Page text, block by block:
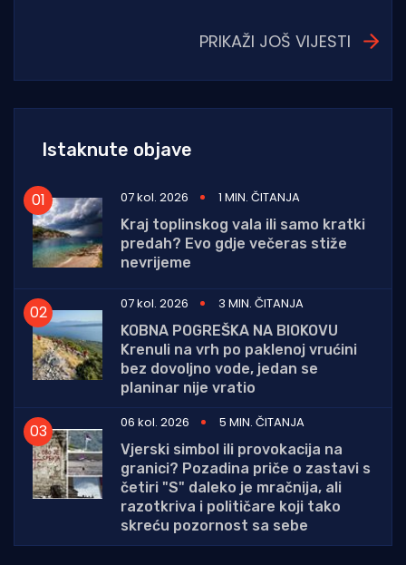
PRIKAŽI JOŠ VIJESTI
Istaknute objave
07 kol. 2026
1 MIN. ČITANJA
Kraj toplinskog vala ili samo kratki
predah? Evo gdje večeras stiže
nevrijeme
07 kol. 2026
3 MIN. ČITANJA
KOBNA POGREŠKA NA BIOKOVU
Krenuli na vrh po paklenoj vrućini
bez dovoljno vode, jedan se
planinar nije vratio
06 kol. 2026
5 MIN. ČITANJA
Vjerski simbol ili provokacija na
granici? Pozadina priče o zastavi s
četiri "S" daleko je mračnija, ali
razotkriva i političare koji tako
skreću pozornost sa sebe